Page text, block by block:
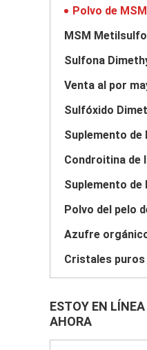
Polvo de MSM
MSM
Sulfona
Venta al por
Sulfóxido
Suplemento de
Polvo del pelo
Azufre
Cristales puros
ESTOY EN
AHORA